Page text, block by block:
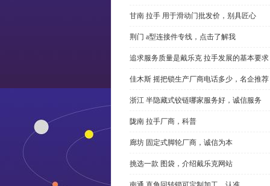
甘南 拉手 用于滑动门批发价，别具匠心
荆门 a型连接件专线，点击了解我
追求服务质量是戴乐克 拉手发展的基本要求
佳木斯 摇把锁生产厂商电话多少，名企推荐
浙江 半隐藏式铰链哪家服务好，诚信服务
陇南 拉手厂商，科普
廊坊 固定式脚轮厂商，诚信为本
挑选一款 图袋，介绍戴乐克网站